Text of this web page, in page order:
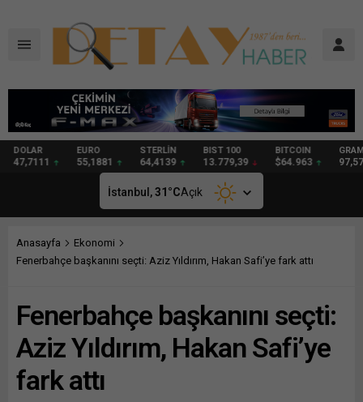
DOLAR
47,7111
EURO
55,1881
STERLİN
64,4139
BIST 100
13.779,39
BITCOIN
$64.963 97,57
İstanbul,31 °CAçık
Anasayfa
Ekonomi
Fenerbahçe başkanını seçti: Aziz Yıldırım, Hakan Safi’ye fark attı
Fenerbahçe başkanını seçti:
Aziz Yıldırım, Hakan Safi’ye
fark attı